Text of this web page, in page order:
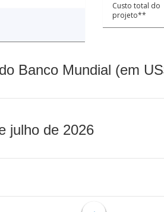
Custo total do
projeto**
Banco Mundial (em
julho de 2026